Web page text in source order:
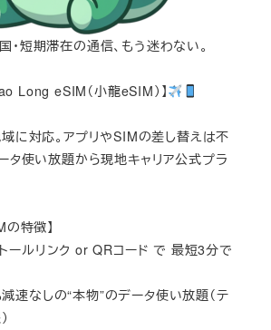
・短期滞在の通信、もう迷わない。
Long eSIM（小龍eSIM）】
に対応。アプリやSIMの差し替えは不
タ使い放題から現地キャリア公式プラ
特徴】
トールリンク or QRコード で 最短3分で
速なしの“本物”のデータ使い放題（テ